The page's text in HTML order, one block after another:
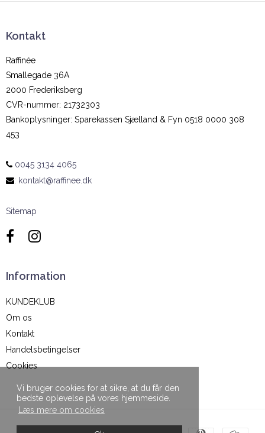
Vi bruger cookies for at sikre, at du får den
bedste oplevelse på vores hjemmeside.
Læs mere om cookies
Kontakt
Raffinée
Smallegade 36A
2000 Frederiksberg
CVR-nummer: 21732303
Bankoplysninger: Sparekassen Sjælland & Fyn 0518 0000 308
453
0045 3134 4065
: kontakt@raffinee.dk
Sitemap
Information
KUNDEKLUB
Om os
Kontakt
Handelsbetingelser
Cookies